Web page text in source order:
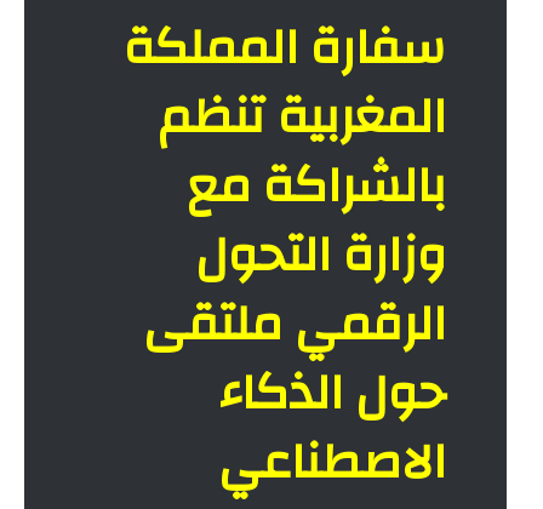
سفارة المملكة
المغربية تنظم
بالشراكة مع
وزارة التحول
الرقمي ملتقى
حول الذكاء
الاصطناعي